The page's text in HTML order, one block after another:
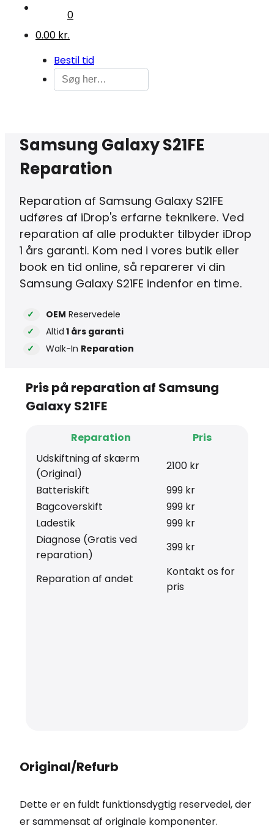
0
0.00 kr.
Bestil tid
Samsung Galaxy S21FE
Reparation
Reparation af Samsung Galaxy S21FE
udføres af iDrop's erfarne teknikere. Ved
reparation af alle produkter tilbyder iDrop
1 års garanti. Kom ned i vores butik eller
book en tid online, så reparerer vi din
Samsung Galaxy S21FE indenfor en time.
OEM Reservedele
Altid 1 års garanti
Walk-In Reparation
Pris på reparation af Samsung
Galaxy S21FE
Reparation
Pris
Udskiftning af skærm
(Original)
2100 kr
Batteriskift
999 kr
Bagcoverskift
999 kr
Ladestik
999 kr
Diagnose (Gratis ved
reparation)
399 kr
Reparation af andet
Kontakt os for
pris
Original/Refurb
Dette er en fuldt funktionsdygtig reservedel, der
er sammensat af originale komponenter.